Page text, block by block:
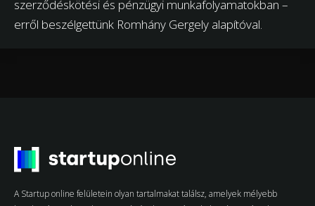
szerződéskötési és pénzügyi munkafolyamatokban –
erről beszélgettünk Romhány Gergely alapítóval.
A Startup online felületein olyan tartalmakat találsz, amelyek mélyebb